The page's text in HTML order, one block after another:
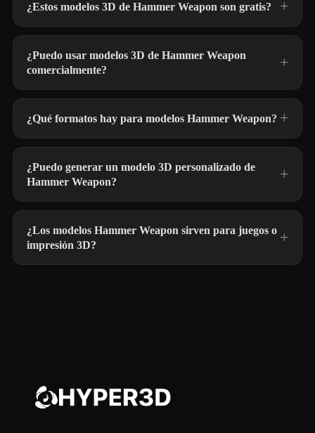
¿Estos modelos 3D de Hammer Weapon son gratis?
¿Puedo usar modelos 3D de Hammer Weapon
comercialmente?
¿Qué formatos hay para modelos Hammer Weapon?
¿Puedo generar un modelo 3D personalizado de
Hammer Weapon?
¿Los modelos Hammer Weapon sirven para juegos o
impresión 3D?